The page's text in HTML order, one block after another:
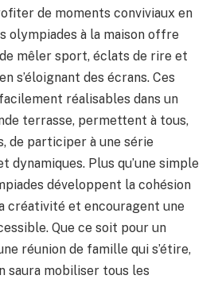
de moments conviviaux en
olympiades à la maison offre
mêler sport, éclats de rire et
s’éloignant des écrans. Ces
réalisables dans un
terrasse, permettent à tous,
de participer à une série
dynamiques. Plus qu’une simple
développent la cohésion
créativité et encouragent une
Que ce soit pour un
réunion de famille qui s’étire,
saura mobiliser tous les